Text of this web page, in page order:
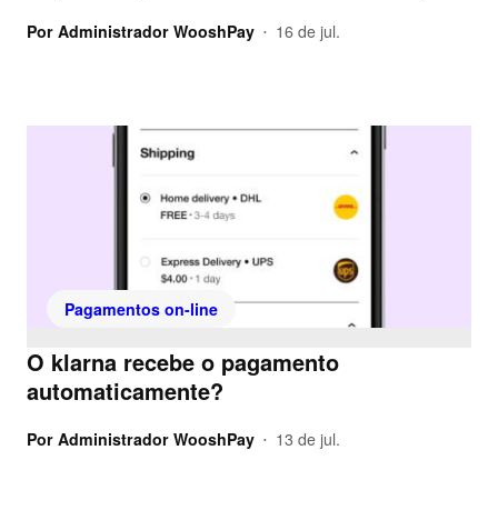
Por Administrador WooshPay • 16 de jul.
Pagamentos on-line
O klarna recebe o pagamento
automaticamente?
Por Administrador WooshPay • 13 de jul.